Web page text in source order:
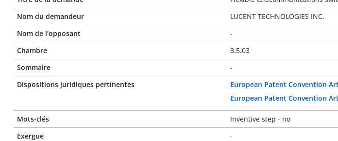
Nom du demandeur
LUCENT TECHNOLOGIES INC.
Nom de l'opposant
-
Chambre
3.5.03
Sommaire
-
Dispositions juridiques pertinentes
European Patent Convention
European Patent Convention
Mots-clés
Inventive step - no
Exergue
-